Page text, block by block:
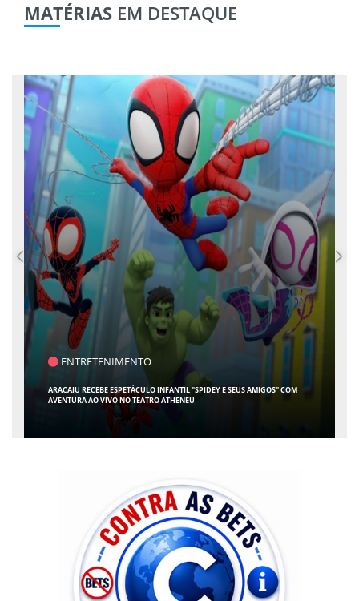
MATÉRIAS EM DESTAQUE
SAÚDE
CONTABILIDADE ESPECIALIZADA PARA MÉDICOS GANHA ESPAÇO EM SERGIPE
COM ATUAÇÃO PIONEIRA DA RISSI